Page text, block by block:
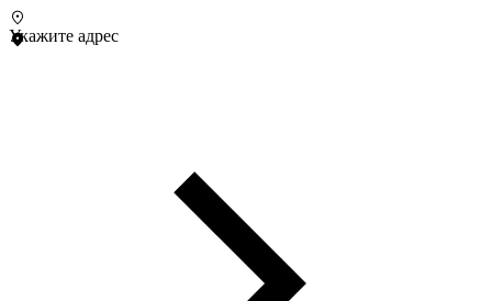
Укажите адрес